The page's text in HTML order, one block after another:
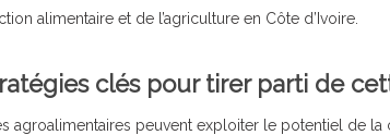
alimentaire et de l’agriculture en Côte d’Ivoire.
clés pour tirer parti de
agroalimentaires peuvent exploiter le potentiel de